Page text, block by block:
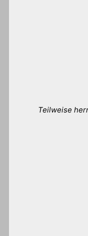
Teilweise